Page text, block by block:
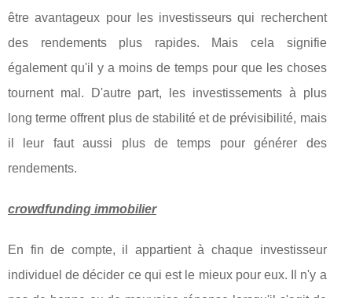
être avantageux pour les investisseurs qui recherchent
des rendements plus rapides. Mais cela signifie
également qu'il y a moins de temps pour que les choses
tournent mal. D'autre part, les investissements à plus
long terme offrent plus de stabilité et de prévisibilité, mais
il leur faut aussi plus de temps pour générer des
rendements.
crowdfunding immobilier
En fin de compte, il appartient à chaque investisseur
individuel de décider ce qui est le mieux pour eux. Il n'y a